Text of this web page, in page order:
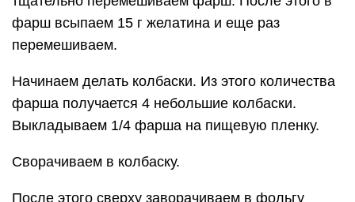
И отправляем в духовку на 1 час при
температуре 180 градусов.
холодильник до утра. Утром у Вас к завтраку
будет замечательная, нежная и очень вкусная
домашняя колбаса! Приятного аппетита!
Нравятся наши рецепты?